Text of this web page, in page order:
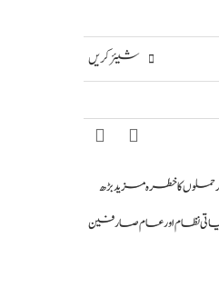
شیئر کریں
کا خطرہ مزید بڑھ
نظام اور عام صارفین